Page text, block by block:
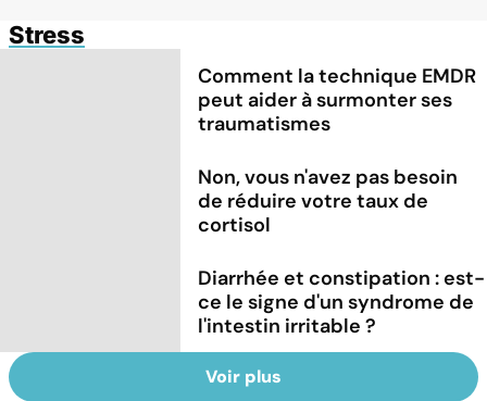
Stress
Comment la technique EMDR
peut aider à surmonter ses
traumatismes
Non, vous n'avez pas besoin
de réduire votre taux de
cortisol
Diarrhée et constipation : est-
ce le signe d'un syndrome de
l'intestin irritable ?
Voir plus